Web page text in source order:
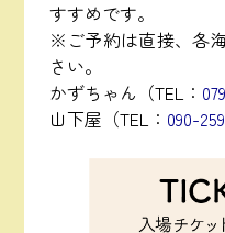
すすめです。
※ご予約は直接、各
さい。
かずちゃん（TEL：
山下屋（TEL： 090-